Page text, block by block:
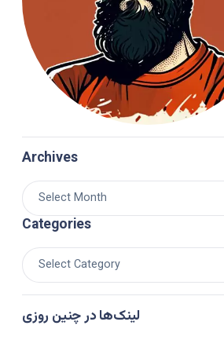
Archives
Categories
لینک‌ها در چنین روزی